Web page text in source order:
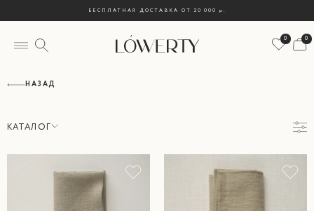
БЕСПЛАТНАЯ ДОСТАВКА ОТ 20 000р.
0 0
НАЗАД
КАТАЛОГ
НОВИНКИ
Базовая Коллекция